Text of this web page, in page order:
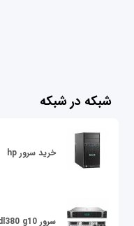
شبکه در شبکه
خرید سرور hp
سرور dl380 g10